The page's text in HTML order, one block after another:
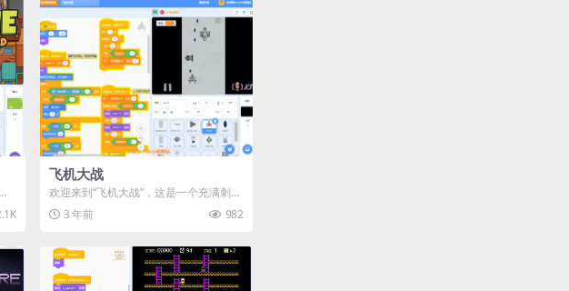
飞机大战
欢迎来到“飞机大战”，这是一个充满刺激
与乐趣的Scratch程序游戏。在这个游
戏...3 年前 982